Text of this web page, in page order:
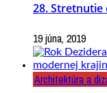
28.
19 júna, 2019
Architektúra a